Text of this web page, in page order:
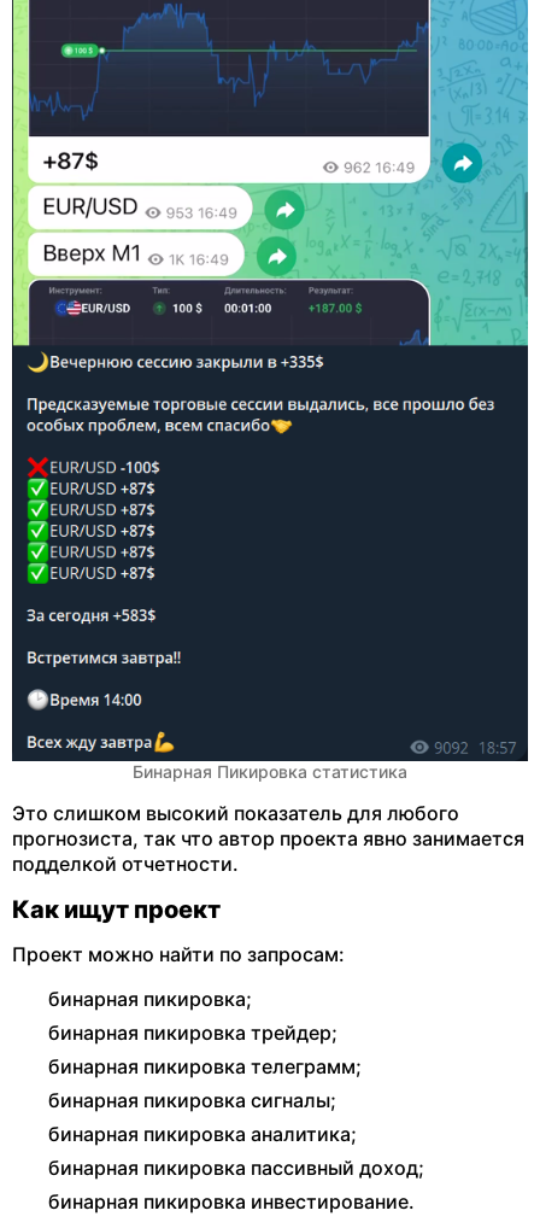
Бинарная Пикировка статистика
Это слишком высокий показатель для любого
прогнозиста, так что автор проекта явно занимается
подделкой отчетности.
Как ищут проект
Проект можно найти по запросам:
бинарная пикировка;
бинарная пикировка трейдер;
бинарная пикировка телеграмм;
бинарная пикировка сигналы;
бинарная пикировка аналитика;
бинарная пикировка пассивный доход;
бинарная пикировка инвестирование.